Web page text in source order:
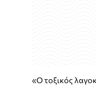
«Ο τοξικός